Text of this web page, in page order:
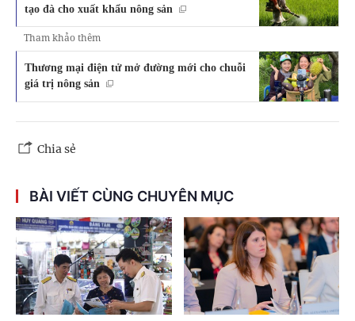
tạo đà cho xuất khẩu nông sản
Tham khảo thêm
Thương mại điện tử mở đường mới cho chuỗi
giá trị nông sản
Chia sẻ
BÀI VIẾT CÙNG CHUYÊN MỤC